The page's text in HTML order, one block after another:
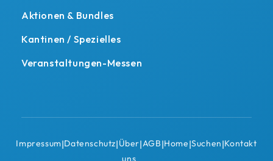
Aktionen & Bundles
Kantinen / Spezielles
Veranstaltungen-Messen
Impressum|Datenschutz|Über
uns
|AGB|Home|Suchen|Kontakt